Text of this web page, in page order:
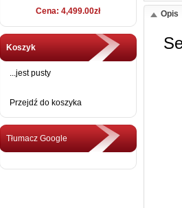
2016 + DELL D630
Cena: 4,499.00zł
Koszyk
...jest pusty
Przejdź do koszyka
Tłumacz Google
Opis